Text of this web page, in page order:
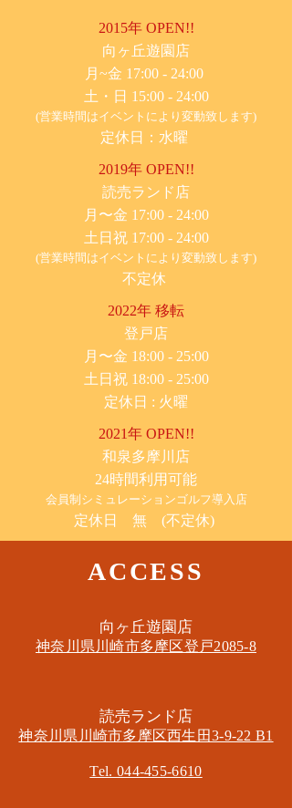
2015年 OPEN!!
​向ヶ丘遊園店
月~金 17:00 - 24:00
土・日 15:00 - 24:00
(営業時間はイベントにより変動致します)
定休日：水曜
2019年 OPEN!!
​読売ランド店
月〜金 17:00 - 24:00
土日祝 17:00 - 24:00
(営業時間はイベントにより変動致します)
不定休
2022年 移転
​登戸店
月〜金 18:00 - 25:00
土日祝 18:00 - 25:00
​定休日 : 火曜
2021年 OPEN!!
​和泉多摩川店
24時間利用可能
​会員制シミュレーションゴルフ導入店
定休日 無 (不定休)
ACCESS
​向ヶ丘遊園店
神奈川県川崎市多摩区​登戸2085-8
​読売ランド店
神奈川県川崎市多摩区​西生田3-9-22 B1
Tel. 044-455-6610